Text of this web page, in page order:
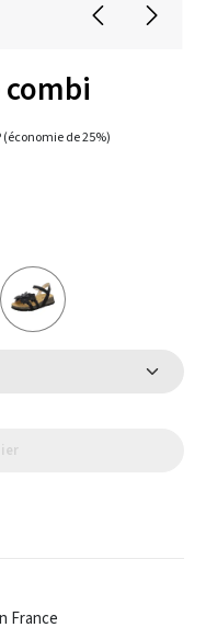
combi
(économie de 25%)
France